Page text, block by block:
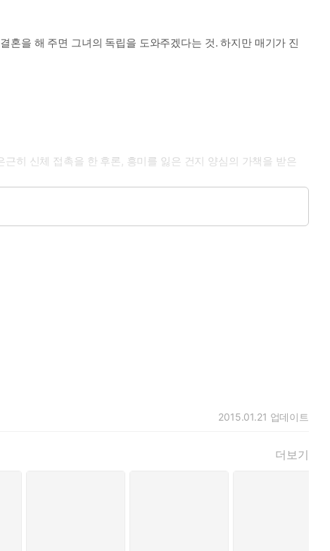
혼을 해 주면 그녀의 독립을 도와주겠다는 것. 하지만 매기가 진
히 신체 접촉을 한 후론, 흥미를 잃은 건지 양심의 가책을 받은
2015.01.21 업데이트
더보기